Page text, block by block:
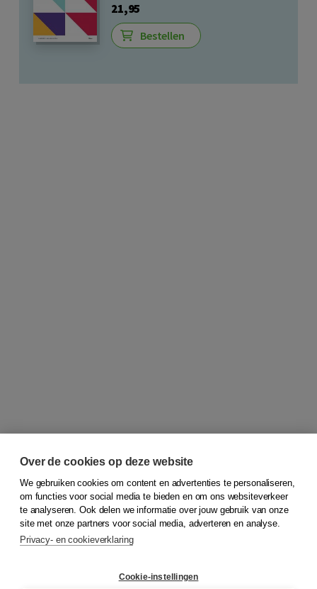
21,95
Bestellen
© 2026Koninklijke Boom uitgevers
Over de cookies op deze website
We gebruiken cookies om content en advertenties te personaliseren,
om functies voor social media te bieden en om ons websiteverkeer
te analyseren. Ook delen we informatie over jouw gebruik van onze
site met onze partners voor social media, adverteren en analyse.
Privacy- en cookieverklaring
Cookie-instellingen